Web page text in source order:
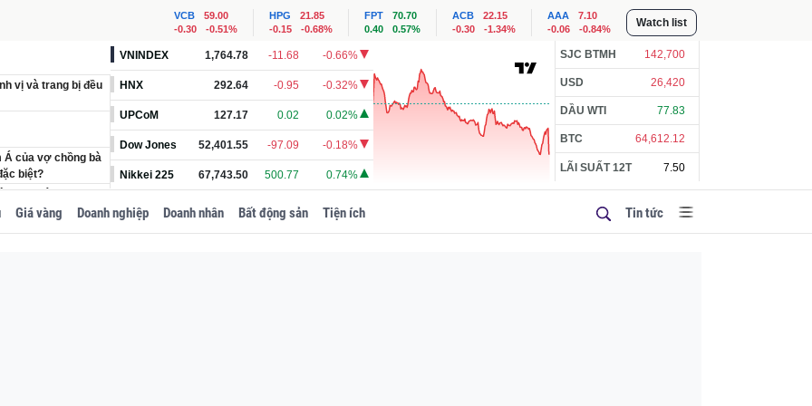
VCB
59.00
-0.30
-0.51%
HPG
21.85
-0.15
-0.68%
FPT
70.70
0.40
0.57%
ACB
22.15
-0.30
-1.34%
AAA
7.10
-0.06
-0.84% Watch list
vị và trang bị đều
Á của vợ chồng bà
biệt?
trung tâm trung
bỏ hoang gần 2
VNINDEX 1,764.78 -11.68 -0.66%
HNX 292.64 -0.95 -0.32%
UPCoM 127.17 0.02 0.02%
Dow Jones 52,401.55 -97.09 -0.18%
Nikkei 225 67,743.50 500.77 0.74%
SJC BTMH 142,700
USD 26,420
DẦU WTI 77.83
BTC 64,612.12
LÃI SUẤT 12T 7.50
Giá vàng Doanh nghiệp Doanh nhân Bất động sản Tiện ích Tin tức